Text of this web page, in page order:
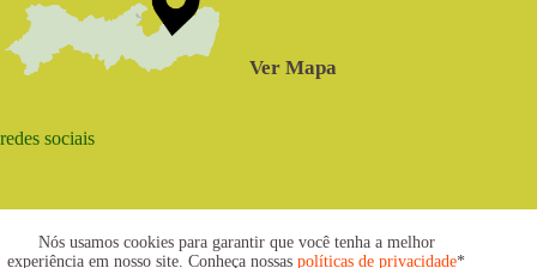
Nós usamos cookies para garantir que você tenha a melhor
experiência em nosso site. Conheça nossaspolíticas de privacidade*
Ver Mapa
redes sociais